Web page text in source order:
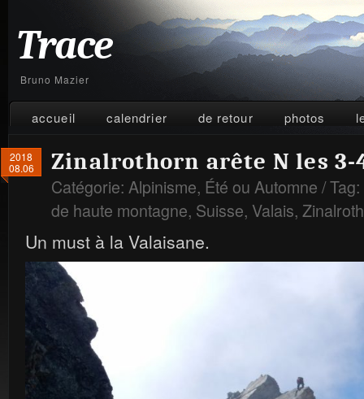
Trace
Bruno Mazier
accueil calendrier de retour photos
2018
08.06
Zinalrothorn arête N les 3-
Catégorie: Alpinisme, Été ou Automne / Tag:
de haute montagne, Suisse, Valais,
Un must à la Valaisane.